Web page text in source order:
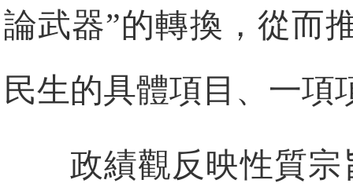
論武器”的轉換，從而
民生的具體項目、一項
政績觀反映性質